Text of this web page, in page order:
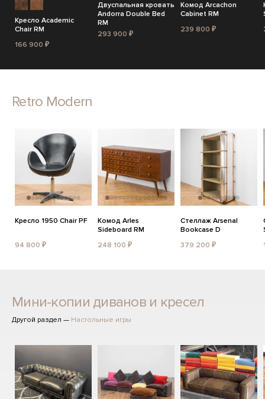
Кресло Academic
Chair RM
166 900 ₽
Двуспальная кровать
Andorra Double Bed
RM
293 900 ₽
Комод Arcachon
Cabinet RM
239 800 ₽
Retro Modern
Кресло 1950 Chair PF
94 800 ₽
Комод Arles
Sideboard RM
248 100 ₽
Стеллаж Arsenal
Bookcase D
379 200 ₽
Мини-копии диванов и кресел
Другой раздел — Настольные игры